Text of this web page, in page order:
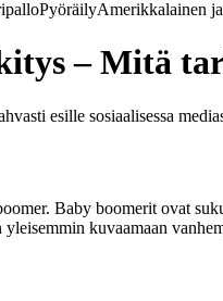
PyöräilyAmerikkalainen
– Mitä
esille sosiaalisessa
Baby boomerit ovat
kuvaamaan